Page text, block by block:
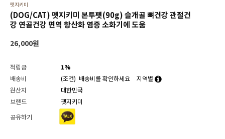
펫지키미
(DOG/CAT) 펫지키미 본투펫(90g) 슬개골 뼈건강 관절건
강 연골건강 면역 항산화 염증 소화기에 도움
26,000원
적립금
1%
배송비
(조건) 배송비를 확인하세요
지역별
원산지
대한민국
브랜드
펫지키미
공유하기